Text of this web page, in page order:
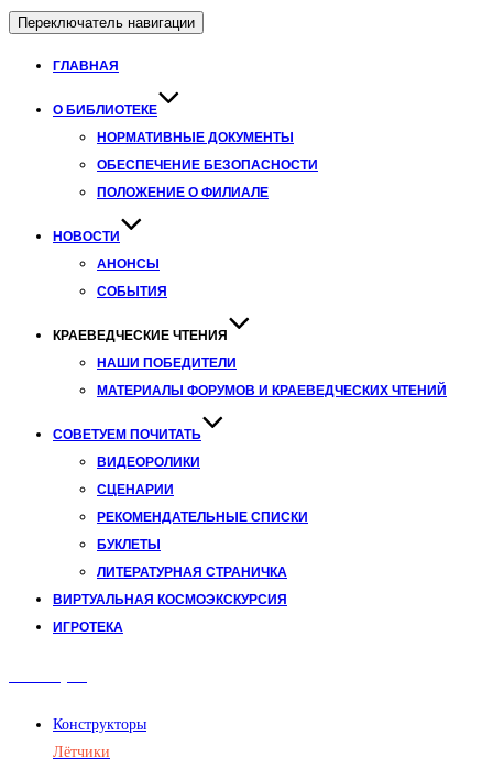
Переключатель навигации
ГЛАВНАЯ
О БИБЛИОТЕКЕ
НОРМАТИВНЫЕ ДОКУМЕНТЫ
ОБЕСПЕЧЕНИЕ БЕЗОПАСНОСТИ
ПОЛОЖЕНИЕ О ФИЛИАЛЕ
НОВОСТИ
АНОНСЫ
СОБЫТИЯ
КРАЕВЕДЧЕСКИЕ ЧТЕНИЯ
НАШИ ПОБЕДИТЕЛИ
МАТЕРИАЛЫ ФОРУМОВ И КРАЕВЕДЧЕСКИХ ЧТЕНИЙ
СОВЕТУЕМ ПОЧИТАТЬ
ВИДЕОРОЛИКИ
СЦЕНАРИИ
РЕКОМЕНДАТЕЛЬНЫЕ СПИСКИ
БУКЛЕТЫ
ЛИТЕРАТУРНАЯ СТРАНИЧКА
ВИРТУАЛЬНАЯ КОСМОЭКСКУРСИЯ
ИГРОТЕКА
Конструкторы
Лётчики